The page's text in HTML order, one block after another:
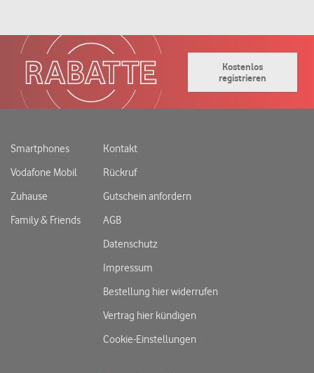
Kostenlos
registrieren
Smartphones
Vodafone Mobil
Zuhause
Family & Friends
Kontakt
Rückruf
Gutschein anfordern
AGB
Datenschutz
Impressum
Bestellung hier widerrufen
Vertrag hier kündigen
Cookie-Einstellungen